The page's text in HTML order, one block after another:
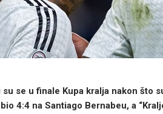
se u finale Kupa kralja nakon što
4:4 na Santiago Bernabeu, a